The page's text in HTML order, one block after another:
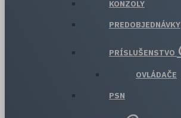
KONZOLY
PREDOBJEDNÁVKY
PRÍSLUŠENSTVO
OVLÁDAČE
PSN